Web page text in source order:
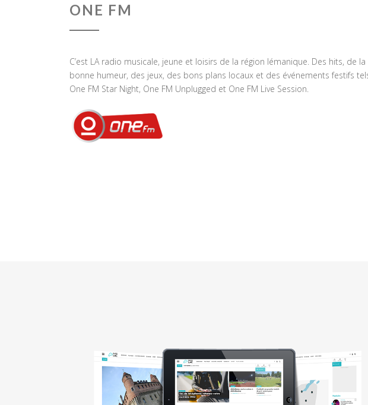
ONE FM
C’est LA radio musicale, jeune et loisirs de la région lémanique. Des hits, de la
bonne humeur, des jeux, des bons plans locaux et des événements festifs
One FM Star Night, One FM Unplugged et One FM Live Session.